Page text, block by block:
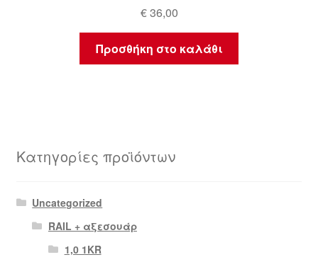
€36,00
Προσθήκη στο καλάθι
Κατηγορίες προϊόντων
Uncategorized
RAIL + αξεσουάρ
1,0 1KR